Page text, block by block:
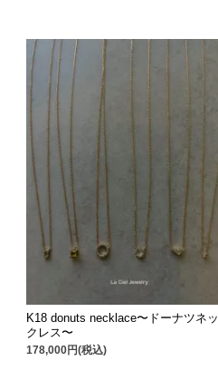
K18 donuts necklace〜ドーナツネッ
クレス〜
178,000円(税込)